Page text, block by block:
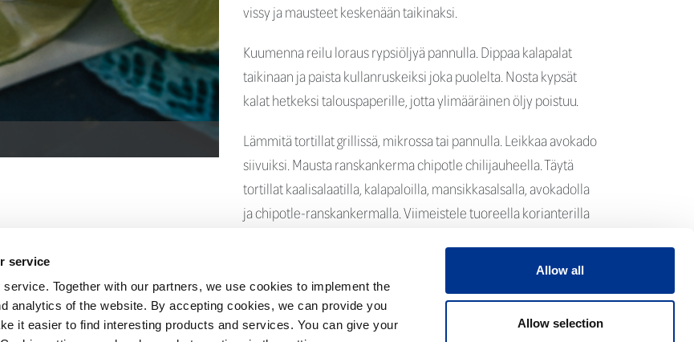
service
Together with our partners, we use cookies to implement the
analytics of the website. By accepting cookies, we can provide you
it easier to find interesting products and services. You can give your
Allow all
Allow selection
vissy ja mausteet keskenään taikinaksi.
Kuumenna reilu loraus rypsiöljyä pannulla. Dippaa kalapalat
taikinaan ja paista kullanruskeiksi joka puolelta. Nosta kypsät
kalat hetkeksi talouspaperille, jotta ylimääräinen öljy poistuu.
Lämmitä tortillat grillissä, mikrossa tai pannulla. Leikkaa avokado
siivuiksi. Mausta ranskankerma chipotle chilijauheella. Täytä
tortillat kaalisalaatilla, kalapaloilla, mansikkasalsalla, avokadolla
ja chipotle-ranskankermalla. Viimeistele tuoreella korianterilla
Ota yhteyttä Vastuullisuus Bernerillä Tietosuojaseloste Käyttöehdot